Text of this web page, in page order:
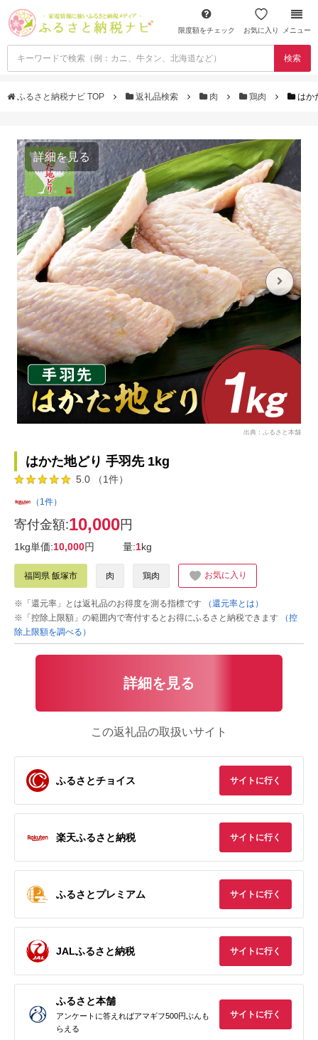
限度額をチェック お気に入り メニュー
検索
ふるさと納税ナビ TOP 返礼品検索 肉 鶏肉 はか
詳細を見る
出典：ふるさと本舗
はかた地どり 手羽先 1kg
5.0 （1件）
（1件）
寄付金額:10,000円
1kg単価:10,000円 量:1kg
福岡県 飯塚市 肉 鶏肉 お気に入り
※「還元率」とは返礼品のお得度を測る指標です
（還元率とは）
※「控除上限額」の範囲内で寄付するとお得にふるさと納税できます
（控
除上限額を調べる）
詳細を見る
この返礼品の取扱いサイト
ふるさとチョイス サイトに行く
楽天ふるさと納税 サイトに行く
ふるさとプレミアム サイトに行く
JALふるさと納税 サイトに行く
ふるさと本舗
アンケートに答えればアマギフ500円ぶんも
らえる
サイトに行く